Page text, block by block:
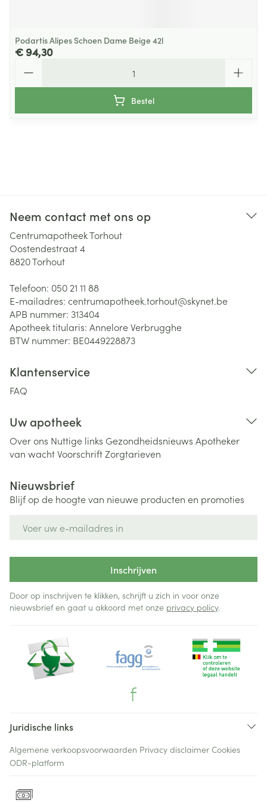
Podartis Alipes Schoen Dame Beige 42l
€ 94,30
Bestel
Neem contact met ons op
Centrumapotheek Torhout
Oostendestraat 4
8820Torhout
Telefoon: 050 21 11 88
E-mailadres: centrumapotheek.torhout@skynet.be
APB nummer: 313404
Apotheek titularis: Annelore Verbrugghe
BTW nummer: BE0449228873
Klantenservice
FAQ
Uw apotheek
Over ons Nuttige links Gezondheidsnieuws Apotheker
van wachtVoorschriftZorgtarieven
Nieuwsbrief
Blijf op de hoogte van nieuwe producten en promoties
Inschrijven
Door op inschrijven te klikken, schrijft u zich in voor onze
nieuwsbrief en gaat u akkoord met onze privacy policy.
Juridische links
Algemene verkoopsvoorwaarden Privacy disclaimer Cookies
ODR-platform